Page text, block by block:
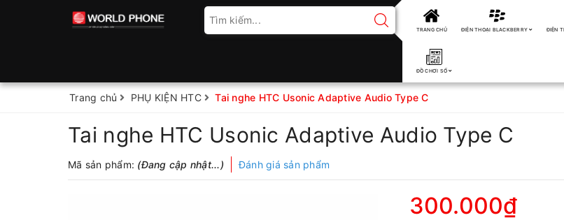
TRANG CHỦ ĐIỆN THOẠI BLACKBERRY ĐIỆN
ĐỒ CHƠI SỐ
Trang chủ PHỤ KIỆN HTC Tai nghe HTC Usonic Adaptive Audio Type C
Tai nghe HTC Usonic Adaptive Audio Type C
Mã sản phẩm: (Đang cập nhật...) Đánh giá sản phẩm
300.000₫